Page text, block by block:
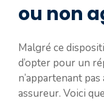
ou non
Malgré ce
d’opter pour un
n’appartenant
assureur. Voici